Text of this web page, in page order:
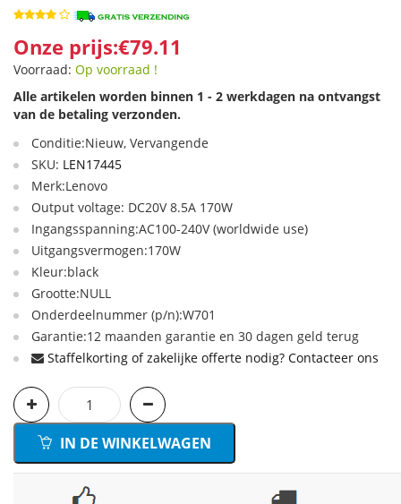
Onze prijs:€79.11
Voorraad: Op voorraad !
Alle artikelen worden binnen 1 - 2 werkdagen na ontvangst
van de betaling verzonden.
Conditie:Nieuw, Vervangende
SKU: LEN17445
Merk:Lenovo
Output voltage: DC20V 8.5A 170W
Ingangsspanning:AC100-240V (worldwide use)
Uitgangsvermogen:170W
Kleur:black
Grootte:NULL
Onderdeelnummer (p/n):W701
Garantie:12 maanden garantie en 30 dagen geld terug
Staffelkorting of zakelijke offerte nodig? Contacteer ons
IN DE WINKELWAGEN